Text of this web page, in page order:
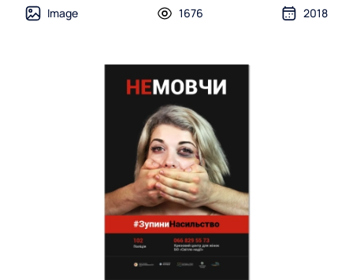
Image 1676 2018